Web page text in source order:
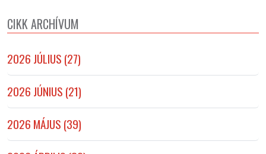
CIKK ARCHÍVUM
2026 JÚLIUS (27)
2026 JÚNIUS (21)
2026 MÁJUS (39)